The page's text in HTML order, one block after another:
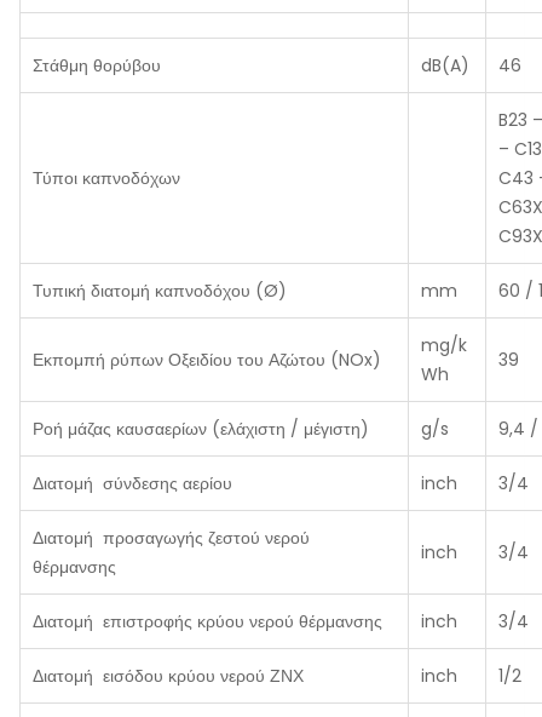
Στάθμη θορύβου dB(A) 46
Τύποι καπνοδόχων
B23
–
C43
C93X
Τυπική διατομή καπνοδόχου (Ø) mm 60 /
Εκπομπή ρύπων Οξειδίου του Αζώτου (NOx)
mg/k
Wh
39
Ροή μάζας καυσαερίων (ελάχιστη / μέγιστη) g/s 9,4 /
Διατομή σύνδεσης αερίου inch 3/4
Διατομή προσαγωγής ζεστού νερού
θέρμανσης
inch 3/4
Διατομή επιστροφής κρύου νερού θέρμανσης inch 3/4
Διατομή εισόδου κρύου νερού ΖΝΧ inch 1/2